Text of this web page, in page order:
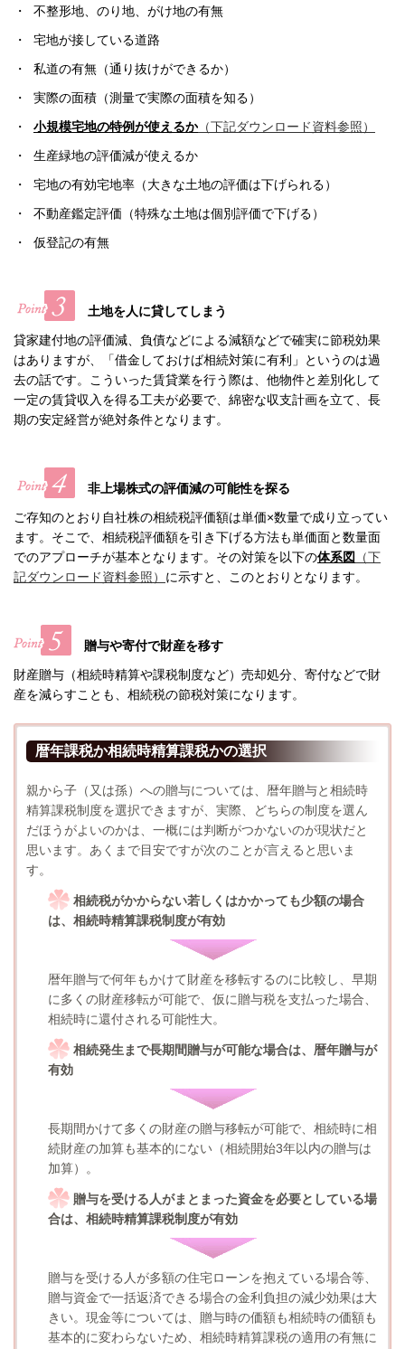
・ 不整形地、のり地、がけ地の有無
・ 宅地が接している道路
・ 私道の有無（通り抜けができるか）
・ 実際の面積（測量で実際の面積を知る）
・ 小規模宅地の特例が使えるか （下記ダウンロード資料参照）
・ 生産緑地の評価減が使えるか
・ 宅地の有効宅地率（大きな土地の評価は下げられる）
・ 不動産鑑定評価（特殊な土地は個別評価で下げる）
・ 仮登記の有無
土地を人に貸してしまう
貸家建付地の評価減、負債などによる減額などで確実に節税効果
はありますが、「借金しておけば相続対策に有利」というのは過
去の話です。こういった賃貸業を行う際は、他物件と差別化して
一定の賃貸収入を得る工夫が必要で、綿密な収支計画を立て、長
期の安定経営が絶対条件となります。
非上場株式の評価減の可能性を探る
ご存知のとおり自社株の相続税評価額は単価×数量で成り立ってい
ます。そこで、相続税評価額を引き下げる方法も単価面と数量面
でのアプローチが基本となります。その対策を以下の体系図
（下
記ダウンロード資料参照） に示すと、このとおりとなります。
贈与や寄付で財産を移す
財産贈与（相続時精算や課税制度など）売却処分、寄付などで財
産を減らすことも、相続税の節税対策になります。
暦年課税か相続時精算課税かの選択
親から子（又は孫）への贈与については、暦年贈与と相続時
精算課税制度を選択できますが、実際、どちらの制度を選ん
だほうがよいのかは、一概には判断がつかないのが現状だと
思います。あくまで目安ですが次のことが言えると思いま
す。
相続税がかからない若しくはかかっても少額の場合
は、相続時精算課税制度が有効
暦年贈与で何年もかけて財産を移転するのに比較し、早期
に多くの財産移転が可能で、仮に贈与税を支払った場合、
相続時に還付される可能性大。
相続発生まで長期間贈与が可能な場合は、暦年贈与が
有効
長期間かけて多くの財産の贈与移転が可能で、相続時に相
続財産の加算も基本的にない（相続開始3年以内の贈与は
加算）。
贈与を受ける人がまとまった資金を必要としている場
合は、相続時精算課税制度が有効
贈与を受ける人が多額の住宅ローンを抱えている場合等、
贈与資金で一括返済できる場合の金利負担の減少効果は大
きい。現金等については、贈与時の価額も相続時の価額も
基本的に変わらないため、相続時精算課税の適用の有無に